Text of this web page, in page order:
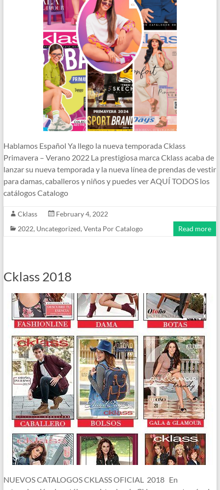
Hablamos Español Ya llego la nueva temporada Cklass
Primavera – Verano 2022 La prestigiosa marca Cklass acaba de
lanzar su nueva temporada y la nueva línea de prendas de vestir
para damas, caballeros y niños y puedes ver AQUÍ TODOS los
catálogos Catalogo
Cklass
February 4, 2022
2022, Uncategorized, Venta Por Catalogo Read more
Cklass 2018
NUEVOS CATALOGOS CKLASS OFICIAL 2018 En